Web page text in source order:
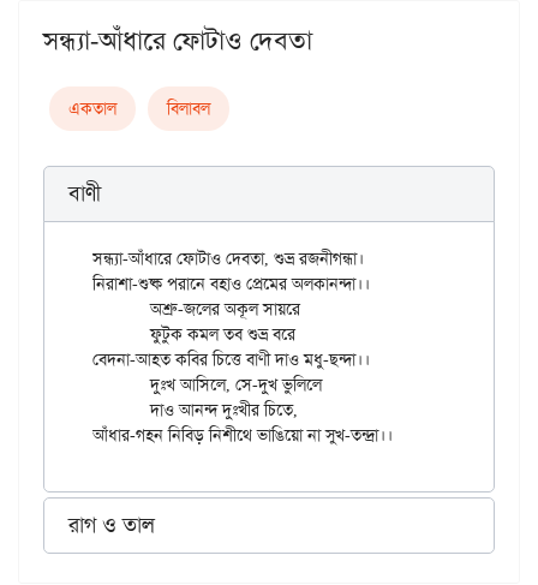
সন্ধ্যা-আঁধারে ফোটাও দেবতা
একতাল বিলাবল
বাণী
সন্ধ্যা-আঁধারে ফোটাও দেবতা, শুভ্র রজনীগন্ধা।
নিরাশা-শুষ্ক পরানে বহাও প্রেমের অলকানন্দা।।
	অশ্রু-জলের অকূল সায়রে
	ফুটুক কমল তব শুভ্র বরে
বেদনা-আহত কবির চিত্তে বাণী দাও মধু-ছন্দা।।
	দুঃখ আসিলে, সে-দুখ ভুলিলে
	দাও আনন্দ দুঃখীর চিতে,
রাগ ও তাল